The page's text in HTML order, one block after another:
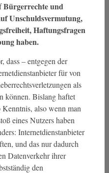
Bürgerrechte und
Unschuldsvermutung,
Haftungsfragen
haben.
dass – entgegen der
für von
als
können. Bislang haftet
Kenntnis, also wenn man
eines Nutzers haben
Internetdienstanbieter
und das nur dadurch
Datenverkehr ihrer
den